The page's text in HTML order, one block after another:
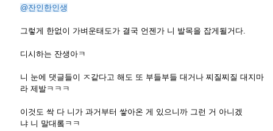
@잔인한인생
그렇게 한없이 가벼운태도가 결국 언젠가 니 발목을 잡게될거다.
디시하는 잔생아ㅋ
니 눈에 댓글들이 ㅈ같다고 해도 또 부들부들 대거나 찌질찌질 대지마
라 제발ㅋㅋㅋ
이것도 싹 다 니가 과거부터 쌓아온 게 있으니까 그런 거 아니겠
냐 니 말대롴ㅋㅋ